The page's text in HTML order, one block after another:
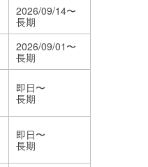
2026/09/14〜
長期
2026/09/01〜
長期
即日〜
長期
即日〜
長期